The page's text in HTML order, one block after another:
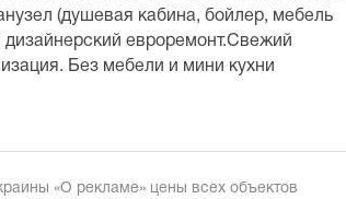
(душевая кабина, бойлер, мебель
евроремонт.Свежий
Без мебели и мини кухни
«О рекламе» цены всех объектов